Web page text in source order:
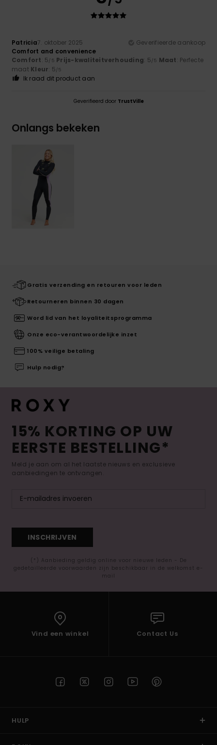
Patricia7. oktober 2025
Geverifieerde aankoop
Comfort and convenience
Comfort: 5/5 Prijs-kwaliteitverhouding: 5/5 Maat: Perfecte
maat Kleur: 5/5
Ik raad dit product aan
Geverifieerd door TrustVille
Onlangs bekeken
Gratis verzending en retouren voor leden
Retourneren binnen 30 dagen
Word lid van het loyaliteitsprogramma
Onze eco-verantwoordelijke inzet
100% veilige betaling
Hulp nodig?
15% KORTING OP UW
EERSTE BESTELLING*
Meld je aan om al het laatste nieuws en exclusieve
aanbiedingen te ontvangen.
INSCHRIJVEN
(*) Aanbieding geldig online voor nieuwe leden - De
gedetailleerde voorwaarden zijn beschikbaar in de welkomst e-
mail
Vind een winkel Contact Us
HULP